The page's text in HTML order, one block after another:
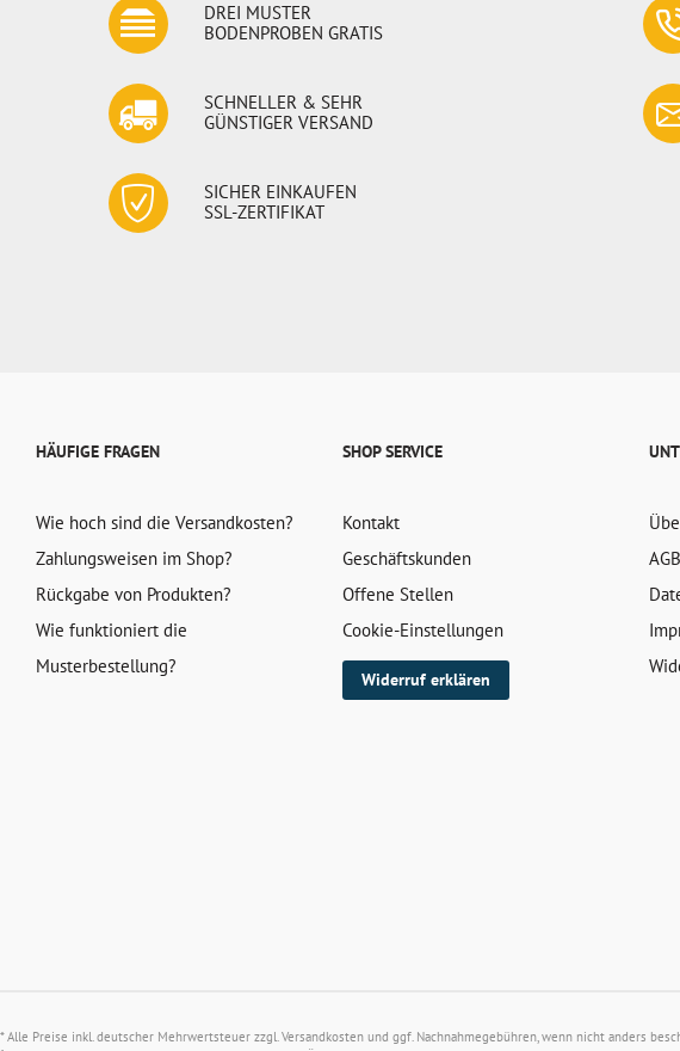
DREI MUSTER
BODENPROBEN GRATIS
SCHNELLER & SEHR
GÜNSTIGER VERSAND
SICHER EINKAUFEN
SSL-ZERTIFIKAT
HÄUFIGE FRAGEN
Wie hoch sind die Versandkosten?
Zahlungsweisen im Shop?
Rückgabe von Produkten?
Wie funktioniert die
Musterbestellung?
SHOP SERVICE
Kontakt
Geschäftskunden
Offene Stellen
Cookie-Einstellungen
Widerruf erklären
AGB
* Alle Preise inkl. deutscher Mehrwertsteuer zzgl.Versandkosten und ggf. Nachnahmegebühren, wenn nicht anders